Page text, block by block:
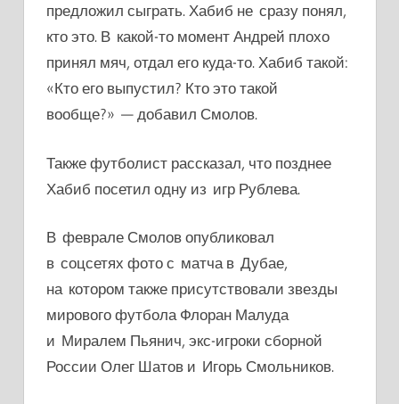
предложил сыграть. Хабиб не сразу понял,
кто это. В какой-то момент Андрей плохо
принял мяч, отдал его куда-то. Хабиб такой:
«Кто его выпустил? Кто это такой
вообще?» — добавил Смолов.
Также футболист рассказал, что позднее
Хабиб посетил одну из игр Рублева.
В феврале Смолов опубликовал
в соцсетях фото с матча в Дубае,
на котором также присутствовали звезды
мирового футбола Флоран Малуда
и Миралем Пьянич, экс-игроки сборной
России Олег Шатов и Игорь Смольников.